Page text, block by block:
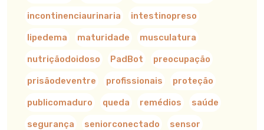
incontinenciaurinaria intestinopreso
lipedema maturidade musculatura
nutriçãodoidoso PadBot preocupação
prisãodeventre profissionais proteção
publicomaduro queda remédios saúde
segurança seniorconectado sensor